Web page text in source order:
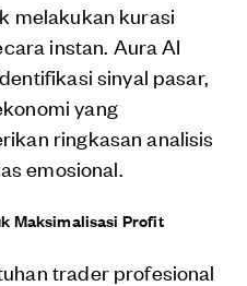
melakukan kurasi
instan. Aura AI
sinyal pasar,
yang
ringkasan analisis
emosional.
Maksimalisasi Profit
trader profesional